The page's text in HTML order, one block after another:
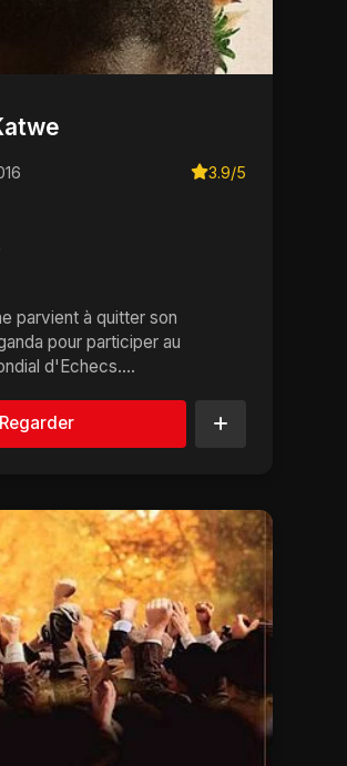
3.9/5
parvient à quitter son
pour participer au
d'Echecs....
Regarder